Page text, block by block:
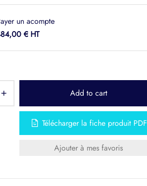
un acompte
€
Add to cart
Télécharger la fiche produit PDF
Ajouter à mes favoris